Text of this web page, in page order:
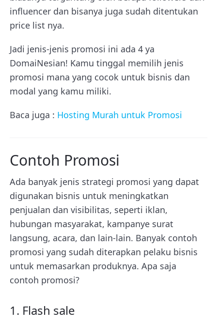
influencer dan bisanya juga sudah ditentukan
price list nya.
Jadi jenis-jenis promosi ini ada 4 ya
DomaiNesian! Kamu tinggal memilih jenis
promosi mana yang cocok untuk bisnis dan
modal yang kamu miliki.
Baca juga : Hosting Murah untuk Promosi
Contoh Promosi
Ada banyak jenis strategi promosi yang dapat
digunakan bisnis untuk meningkatkan
penjualan dan visibilitas, seperti iklan,
hubungan masyarakat, kampanye surat
langsung, acara, dan lain-lain. Banyak contoh
promosi yang sudah diterapkan pelaku bisnis
untuk memasarkan produknya. Apa saja
contoh promosi?
1. Flash sale